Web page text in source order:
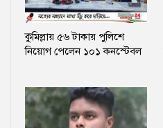
কুমিল্লায় ৫৬ টাকায় পুলিশে
নিয়োগ পেলেন ১০১ কনস্টেবল